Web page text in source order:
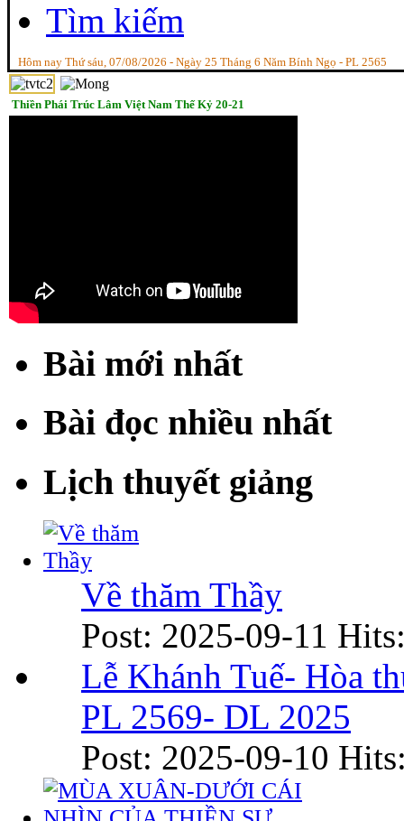
Tìm kiếm
Hôm nay Thứ sáu, 07/08/2026 - Ngày 25 Tháng 6 Năm Bính Ngọ - PL 2565
Thiền Phái Trúc Lâm Việt Nam Thế Kỷ 20-21
Bài mới nhất
Bài đọc nhiều nhất
Lịch thuyết giảng
Về thăm Thầy
Post: 2025-09-11
Lễ Khánh Tuế- Hòa
PL 2569- DL 2025
Post: 2025-09-10